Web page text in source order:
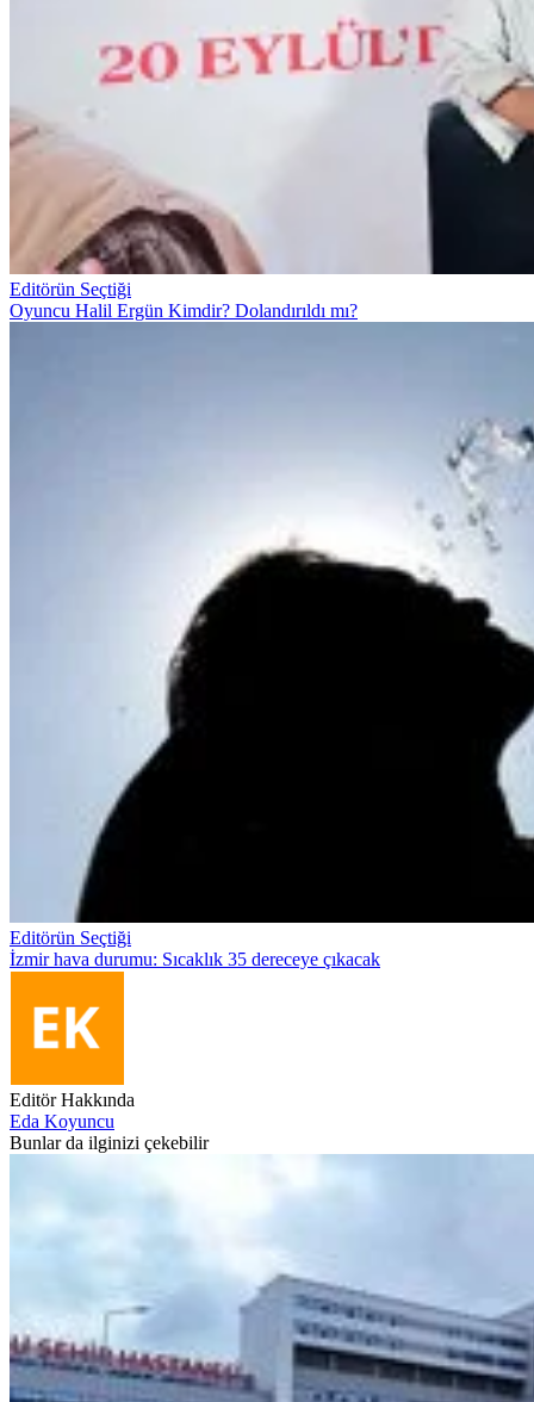
Editörün Seçtiği
Oyuncu Halil Ergün Kimdir? Dolandırıldı mı?
Editörün Seçtiği
İzmir hava durumu: Sıcaklık 35 dereceye çıkacak
Editör Hakkında
Eda Koyuncu
Bunlar da ilginizi çekebilir